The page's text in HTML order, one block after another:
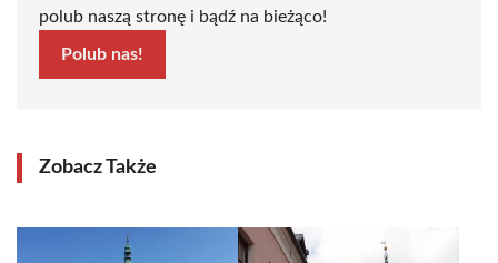
polub naszą stronę i bądź na bieżąco!
Polub nas!
Zobacz Także